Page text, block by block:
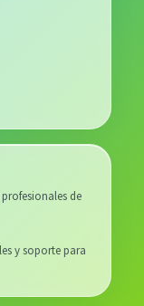
de
y soporte para